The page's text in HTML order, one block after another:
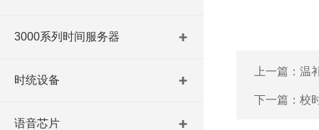
3000系列时间服务器
时统设备
语音芯片
上一篇： 温
下一篇： 校